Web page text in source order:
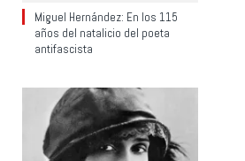
Miguel Hernández: En los 115
años del natalicio del poeta
antifascista